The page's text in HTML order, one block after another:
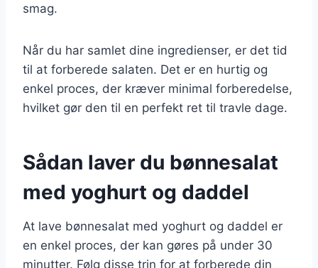
smag.
Når du har samlet dine ingredienser, er det tid
til at forberede salaten. Det er en hurtig og
enkel proces, der kræver minimal forberedelse,
hvilket gør den til en perfekt ret til travle dage.
Sådan laver du bønnesalat
med yoghurt og daddel
At lave bønnesalat med yoghurt og daddel er
en enkel proces, der kan gøres på under 30
minutter. Følg disse trin for at forberede din